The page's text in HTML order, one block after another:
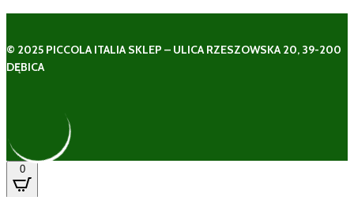
© 2025 PICCOLA ITALIA SKLEP – ULICA RZESZOWSKA 20, 39-200
DĘBICA
0